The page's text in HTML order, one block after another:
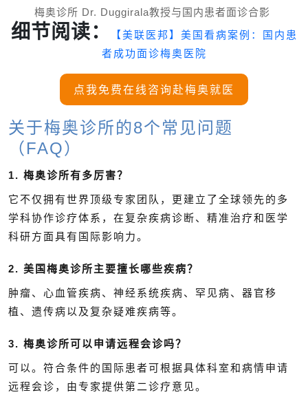
梅奥诊所 Dr. Duggirala教授与国内患者面诊合影
细节阅读：
【美联医邦】美国看病案例：国内患
者成功面诊梅奥医院
点我免费在线咨询赴梅奥就医
关于梅奥诊所的8个常见问题
（FAQ）
1. 梅奥诊所有多厉害？
它不仅拥有世界顶级专家团队，更建立了全球领先的多
学科协作诊疗体系，在复杂疾病诊断、精准治疗和医学
科研方面具有国际影响力。
2. 美国梅奥诊所主要擅长哪些疾病？
肿瘤、心血管疾病、神经系统疾病、罕见病、器官移
植、遗传病以及复杂疑难疾病等。
3. 梅奥诊所可以申请远程会诊吗？
可以。符合条件的国际患者可根据具体科室和病情申请
远程会诊，由专家提供第二诊疗意见。